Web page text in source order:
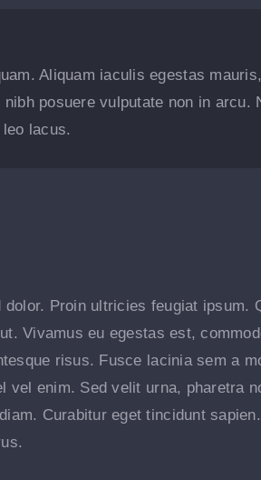
Aliquam iaculis egestas
posuere vulputate non in arcu.
lacus.
Proin ultricies feugiat ipsum.
Vivamus eu egestas est,
risus. Fusce lacinia sem a
vel enim. Sed velit urna, pharetra
Curabitur eget tincidunt